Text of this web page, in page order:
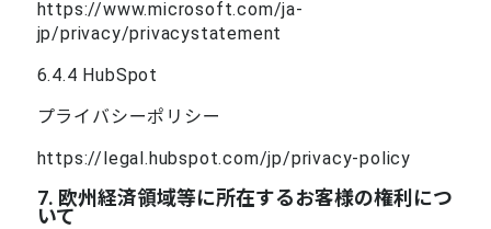
https://www.microsoft.com/ja-
jp/privacy/privacystatement
6.4.4 HubSpot
プライバシーポリシー
https://legal.hubspot.com/jp/privacy-policy
7. 欧州経済領域等に所在するお客様の権利につ
いて